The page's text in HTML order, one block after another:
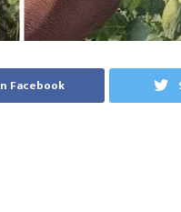
Facebook